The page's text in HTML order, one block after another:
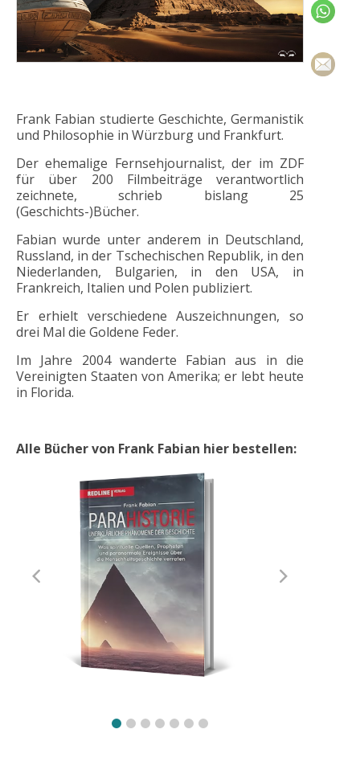
Frank Fabian studierte Geschichte, Germanistik
und Philosophie in Würzburg und Frankfurt.
Der ehemalige Fernsehjournalist, der im ZDF
für über 200 Filmbeiträge verantwortlich
zeichnete, schrieb bislang 25
(Geschichts-)Bücher.
Fabian wurde unter anderem in Deutschland,
Russland, in der Tschechischen Republik, in den
Niederlanden, Bulgarien, in den USA, in
Frankreich, Italien und Polen publiziert.
Er erhielt verschiedene Auszeichnungen, so
drei Mal die Goldene Feder.
Im Jahre 2004 wanderte Fabian aus in die
Vereinigten Staaten von Amerika; er lebt heute
in Florida.
Alle Bücher von Frank Fabian hier bestellen: